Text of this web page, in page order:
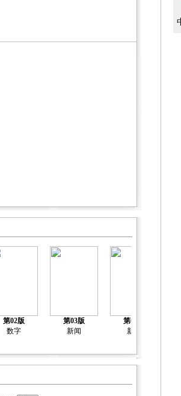
第02版
数字
第03版
新闻
第04版
新闻